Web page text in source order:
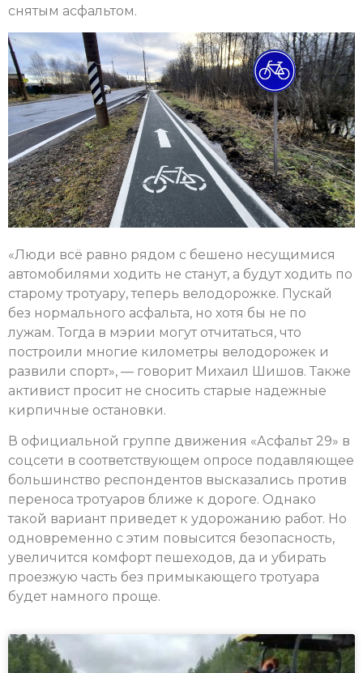
снятым асфальтом.
«Люди всё равно рядом с бешено несущимися
автомобилями ходить не станут, а будут ходить по
старому тротуару, теперь велодорожке. Пускай
без нормального асфальта, но хотя бы не по
лужам. Тогда в мэрии могут отчитаться, что
построили многие километры велодорожек и
развили спорт», — говорит Михаил Шишов. Также
активист просит не сносить старые надежные
кирпичные остановки.
В официальной группе движения «Асфальт 29» в
соцсети в соответствующем опросе подавляющее
большинство респондентов высказались против
переноса тротуаров ближе к дороге. Однако
такой вариант приведет к удорожанию работ. Но
одновременно с этим повысится безопасность,
увеличится комфорт пешеходов, да и убирать
проезжую часть без примыкающего тротуара
будет намного проще.